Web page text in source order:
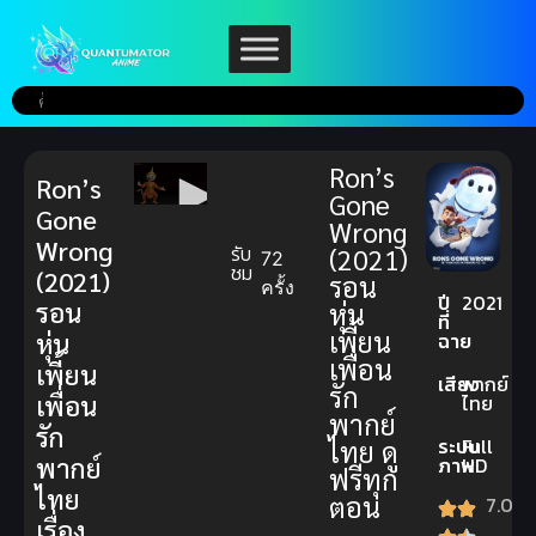
รับ
ชม 72
ครั้ง
Ron’s
Gone
Wrong
(2021)
รอน
หุ่น
เพี้ยน
เพื่อน
รัก
พากย์
ไทย ดู
ฟรีทุก
ตอน
ปี
ที่
ฉาย
2021
เสียงพากย์
ไทย
ระบบ
ภาพ
Full
HD
7.0
Ron’s
Gone
Wrong
(2021)
รอน
หุ่น
เพี้ยน
เพื่อน
รัก
พากย์
ไทย